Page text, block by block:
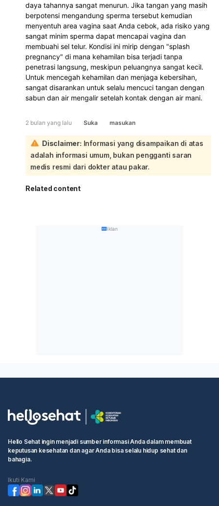
daya tahannya sangat menurun. Jika tangan yang masih
berpotensi mengandung sperma tersebut kemudian
menyentuh area vagina saat Anda cebok, ada risiko yang
sangat minim sperma dapat mencapai vagina dan
membuahi sel telur. Kondisi ini mirip dengan "splash
pregnancy" di mana kehamilan bisa terjadi tanpa
penetrasi langsung, meskipun peluangnya sangat kecil.
Untuk mencegah kehamilan dan menjaga kebersihan,
sangat disarankan untuk selalu mencuci tangan dengan
sabun dan air mengalir setelah kontak dengan air mani.
2 bulan yang lalu Suka masukan
Disclaimer: Informasi yang disampaikan di atas
adalah informasi umum, bukan pengganti saran
medis resmi dari dokter atau pakar.
Related content
Iklan
Hello Sehat ingin menjadi sumber informasi Anda dalam membuat
keputusan kesehatan dan agar Anda bisa selalu hidup sehat dan
bahagia.
Ikuti Kami